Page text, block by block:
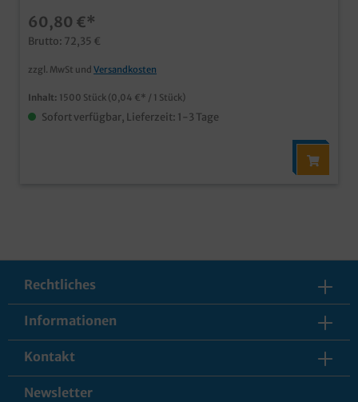
60,80 €*
Brutto: 72,35 €
zzgl. MwSt und Versandkosten
Inhalt: 1500 Stück (0,04 €* / 1 Stück)
Sofort verfügbar, Lieferzeit: 1-3 Tage
Rechtliches
Informationen
Kontakt
Newsletter